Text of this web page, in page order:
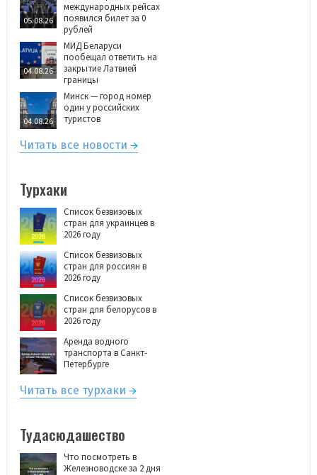
05.08.26
международных рейсах
появился билет за 0
рублей
04.08.26
МИД Беларуси
пообещал ответить на
закрытие Латвией
границы
04.08.26
Минск — город номер
один у российских
туристов
Читать все новости
Турхаки
Список безвизовых
стран для украинцев в
2026 году
Список безвизовых
стран для россиян в
2026 году
Список безвизовых
стран для белорусов в
2026 году
Аренда водного
транспорта в Санкт-
Петербурге
Читать все турхаки
Тудасюдашество
Что посмотреть в
Железноводске за 2 дня